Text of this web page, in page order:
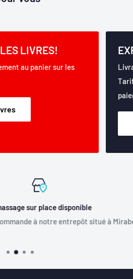
LIVRES!
au panier sur les
sur place disponible
à notre entrepôt situé à Mirabel.